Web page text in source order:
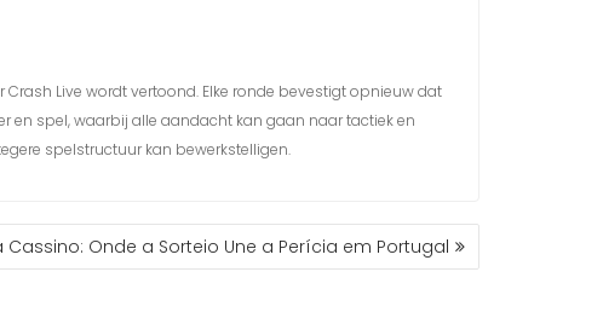
Live wordt vertoond. Elke ronde bevestigt opnieuw dat
en spel, waarbij alle aandacht kan gaan naar tactiek en
spelstructuur kan bewerkstelligen.
Cassino: Onde a Sorteio Une a Perícia em Portugal